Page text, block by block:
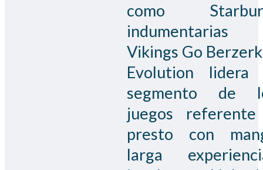
como
indumentarias
Vikings Go
Evolution lidera
segmento de
juegos
presto con
larga